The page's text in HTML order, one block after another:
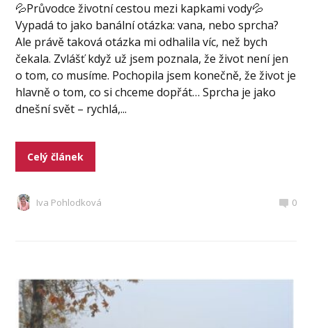
💦Průvodce životní cestou mezi kapkami vody💦
Vypadá to jako banální otázka: vana, nebo sprcha?
Ale právě taková otázka mi odhalila víc, než bych
čekala. Zvlášť když už jsem poznala, že život není jen
o tom, co musíme. Pochopila jsem konečně, že život je
hlavně o tom, co si chceme dopřát… Sprcha je jako
dnešní svět – rychlá,...
Celý článek
Iva Pohlodková 0